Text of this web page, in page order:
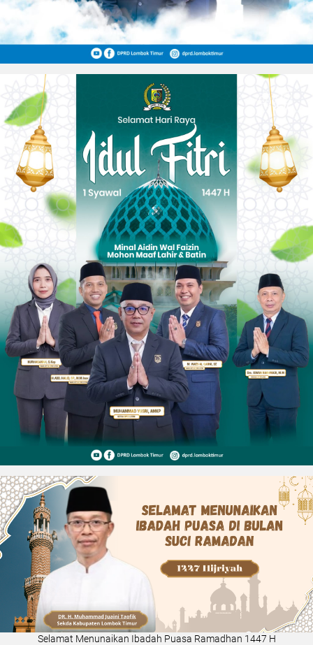
Selamat Menunaikan Ibadah Puasa Ramadhan 1447 H